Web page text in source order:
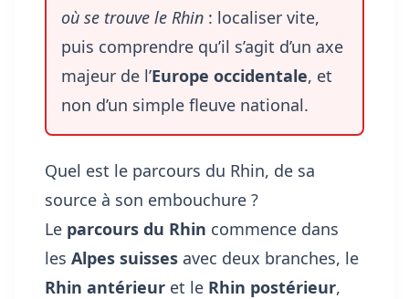
où se trouve le Rhin : localiser vite,
puis comprendre qu’il s’agit d’un axe
majeur de l’Europe occidentale, et
non d’un simple fleuve national.
Quel est le parcours du Rhin, de sa
source à son embouchure ?
Le parcours du Rhin commence dans
les Alpes suisses avec deux branches, le
Rhin antérieur et le Rhin postérieur,